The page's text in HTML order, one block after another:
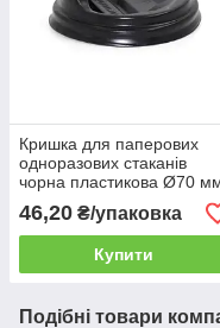
Кришка для паперових
одноразових стаканів
чорна пластикова Ø70
(1ящ/60уп/3000шт)
46,20 ₴/упаковка
Купити
Подібні товари